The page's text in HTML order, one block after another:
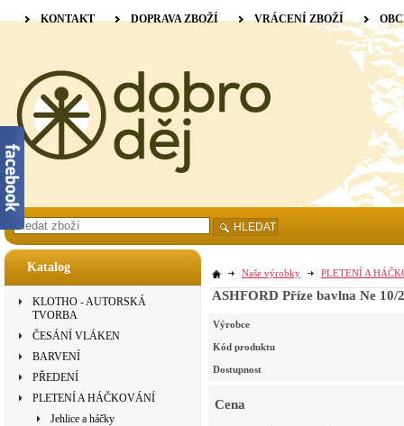
Katalog
KLOTHO - AUTORSKÁ
TVORBA
ČESÁNÍ VLÁKEN
BARVENÍ
PŘEDENÍ
PLETENÍ A HÁČKOVÁNÍ
Jehlice a háčky
Naše výrobky PLETENÍ A
ASHFORD Příze bavlna Ne
Výrobce
Kód produktu
Dostupnost
Cena
KONTAKT DOPRAVA ZBOŽÍ VRÁCENÍ ZBOŽÍ
HLEDAT